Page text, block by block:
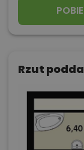
Rzut